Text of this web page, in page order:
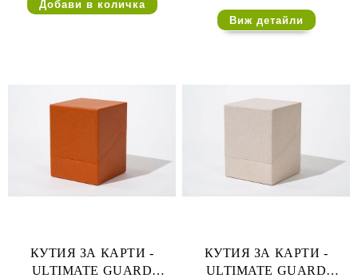
Виж детайли
КУТИЯ ЗА КАРТИ -
ULTIMATE GUARD
КУТИЯ ЗА КАРТИ -
ULTIMATE GUARD